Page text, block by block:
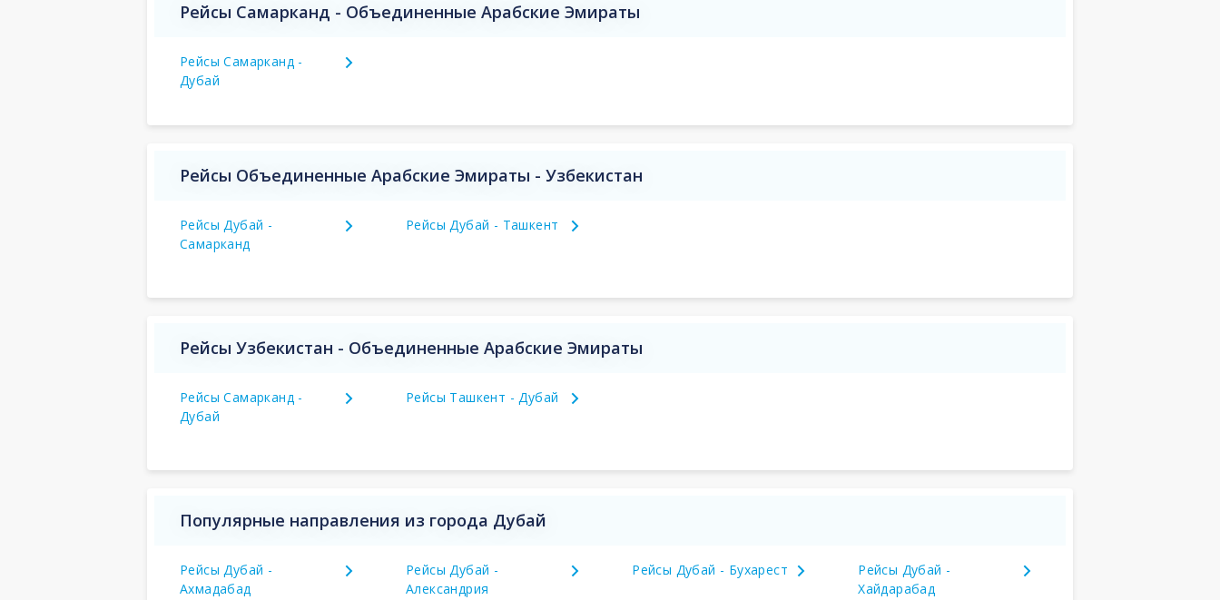
Рейсы Самарканд - Объединенные Арабские Эмираты
Рейсы Самарканд -
Дубай
Рейсы Объединенные Арабские Эмираты - Узбекистан
Рейсы Дубай -
Самарканд
Рейсы Дубай - Ташкент
Рейсы Узбекистан - Объединенные Арабские Эмираты
Рейсы Самарканд -
Дубай
Рейсы Ташкент - Дубай
Популярные направления из города Дубай
Рейсы Дубай -
Ахмадабад
Рейсы Дубай -
Александрия
Рейсы Дубай - Бухарест
Рейсы Дубай -
Хайдарабад